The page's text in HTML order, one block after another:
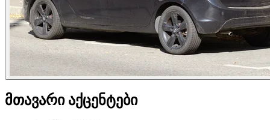
მთავარი აქცენტები